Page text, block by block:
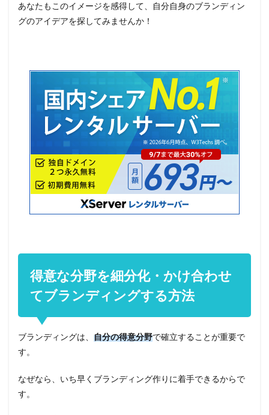
あなたもこのイメージを感得して、自分自身のブランディン
グのアイデアを探してみませんか！
得意な分野を細分化・かけ合わせ
てブランディングする方法
ブランディングは、 自分の得意分野で確立することが重要で
す。
なぜなら、いち早くブランディング作りに着手できるからで
す。